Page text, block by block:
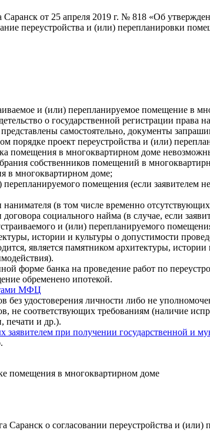
от 25 апреля 2019 г. № 818 «Об
переустройства и (или) перепланировки
и (или) перепланируемое помещение в
о государственной регистрации
самостоятельно, документы
порядке проект переустройства и (или)
помещения в многоквартирном доме
собственников помещений в
в многоквартирном доме;
помещения (если заявителем
нанимателя (в том числе временно
социального найма (в случае, если
и (или) перепланируемого
истории и культуры о допустимости
является памятником архитектуры,
форме банка на проведение работ по
обременено ипотекой.
МФЦ
без удостоверения личности либо не
не соответствующих требованиям (наличие
печати и др.).
при получении государственной и
помещения в многоквартирном доме
Саранск о согласовании переустройства и